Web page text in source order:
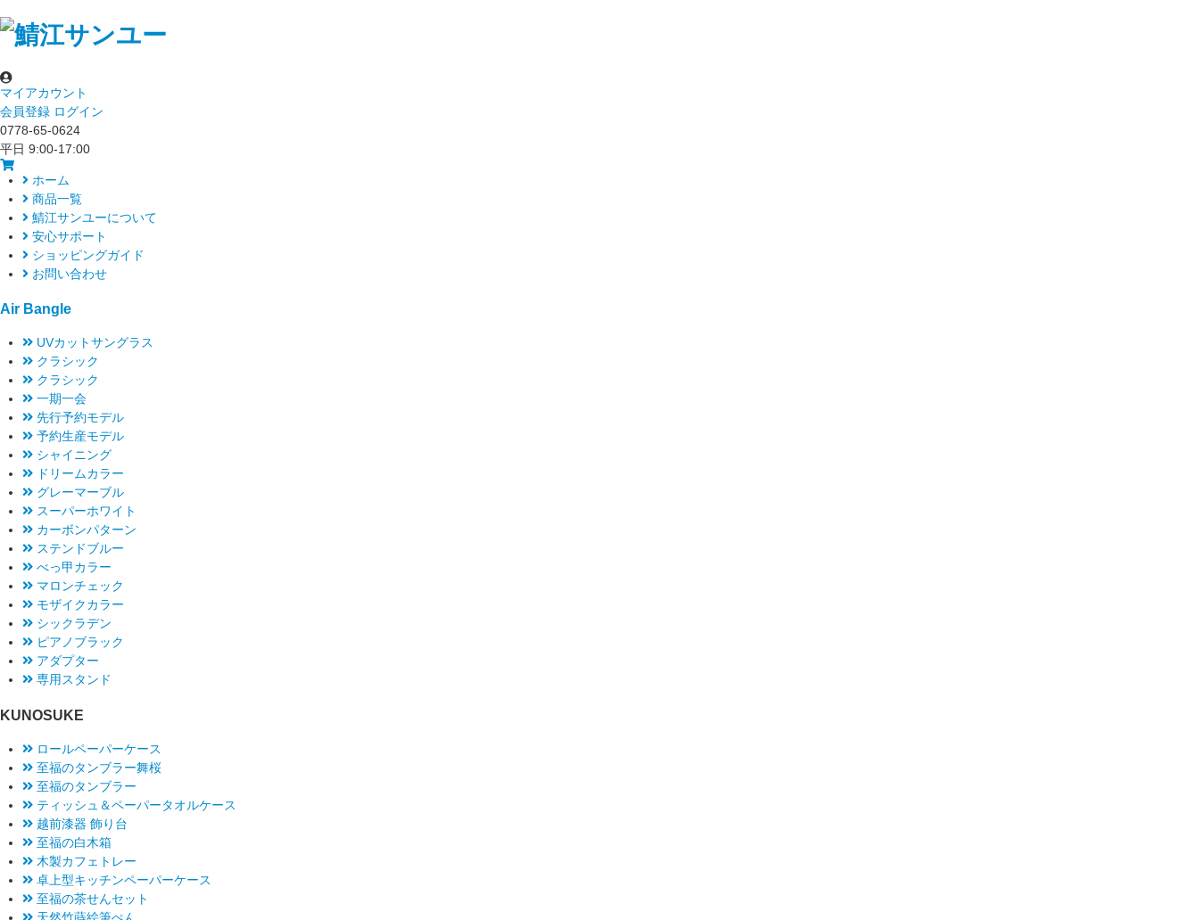
マイアカウント
会員登録 ログイン
0778-65-0624
平日 9:00-17:00
ホーム
商品一覧
鯖江サンユーについて
安心サポート
ショッピングガイド
お問い合わせ
Air Bangle
UVカットサングラス
クラシック
クラシック
一期一会
先行予約モデル
予約生産モデル
シャイニング
ドリームカラー
グレーマーブル
スーパーホワイト
カーボンパターン
ステンドブルー
べっ甲カラー
マロンチェック
モザイクカラー
シックラデン
ピアノブラック
アダプター
専用スタンド
KUNOSUKE
ロールペーパーケース
至福のタンブラー舞桜
至福のタンブラー
ティッシュ＆ペーパータオルケース
越前漆器 飾り台
至福の白木箱
木製カフェトレー
卓上型キッチンペーパーケース
至福の茶せんセット